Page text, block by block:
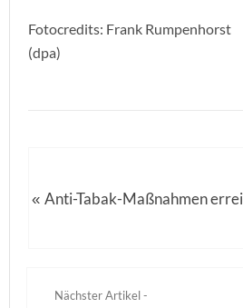
Fotocredits: Frank Rumpenhorst
(dpa)
«Anti-Tabak-Maßnahmen
Nächster Artikel -